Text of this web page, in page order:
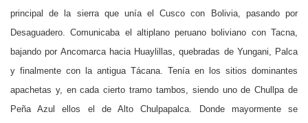
principal de la sierra que unía el Cusco con Bolivia, pasando por
Desaguadero. Comunicaba el altiplano peruano boliviano con Tacna,
bajando por Ancomarca hacia Huaylillas, quebradas de Yungani, Palca
y finalmente con la antigua Tácana. Tenía en los sitios dominantes
apachetas y, en cada cierto tramo tambos, siendo uno de Chullpa de
Peña Azul ellos el de Alto Chulpapalca. Donde mayormente se